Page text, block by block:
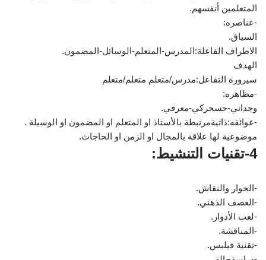
المتعلمين أنفسهم.
-عناصره:
السياق.
الاطراف الفاعلة:المدرس-المتعلم-الوسائل-المضمون.
الهدف
سيرورة التفاعل:مدرس/متعلم متعلم/متعلم
-مظاهره:
وجداني-حسحركي-معرفي.
-عوائقه:ذاتيةمرتبطة بالأستاذ او المتعلم او المضمون او الوسيلة .
موضوعية لها علاقة بالمجال او الزمن او الحاجات.
4-تقنيات التنشيط:
-الحوار والنقاش.
-العصف الذهني.
-لعب الأدوار.
-المناقشة.
-تقنية فيلبس.